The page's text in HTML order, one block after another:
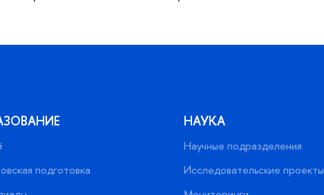
подготовка
НАУКА
Научные подразделения
Исследовательские проекты